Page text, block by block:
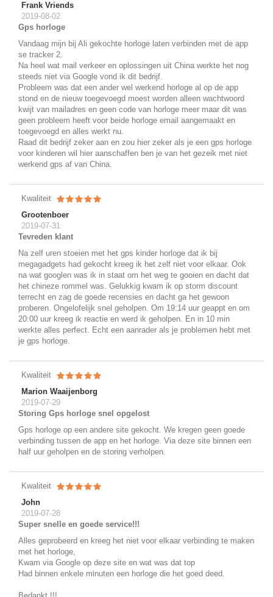
Frank Vriends
2019-08-02
Gps horloge
Vandaag mijn bij Ali gekochte horloge laten verbinden met de app
se tracker 2.
Na heel wat mail verkeer en oplossingen uit China werkte het nog
steeds niet via Google vond ik dit bedrijf.
Probleem was dat een ander wel werkend horloge al op de app
stond en de nieuw toegevoegd moest worden alleen wachtwoord
kwijt van mailadres en geen code van horloge meer maar dit was
geen probleem heeft voor beide horloge email aangemaakt en
toegevoegd en alles werkt nu.
Raad dit bedrijf zeker aan en zou hier zeker als je een gps horloge
voor kinderen wil hier aanschaffen ben je van het gezeik met niet
werkend gps af van China.
Kwaliteit
Grootenboer
2019-07-31
Tevreden klant
Na zelf uren stoeien met het gps kinder horloge dat ik bij
megagadgets had gekocht kreeg ik het zelf niet voor elkaar. Ook
na wat googlen was ik in staat om het weg te gooien en dacht dat
het chineze rommel was. Gelukkig kwam ik op storm discount
terrecht en zag de goede recensies en dacht ga het gewoon
proberen. Ongelofelijk snel geholpen. Om 19:14 uur geappt en om
20:00 uur kreeg ik reactie en werd ik geholpen. En in 10 min
werkte alles perfect. Echt een aanrader als je problemen hebt met
je gps horloge.
Kwaliteit
Marion Waaijenborg
2019-07-29
Storing Gps horloge snel opgelost
Gps horloge op een andere site gekocht. We kregen geen goede
verbinding tussen de app en het horloge. Via deze site binnen een
half uur geholpen en de storing verholpen.
Kwaliteit
John
2019-07-28
Super snelle en goede service!!!
Alles geprobeerd en kreeg het niet voor elkaar verbinding te maken
met het horloge,
Kwam via Google op deze site en wat was dat top
Had binnen enkele minuten een horloge die het goed deed.